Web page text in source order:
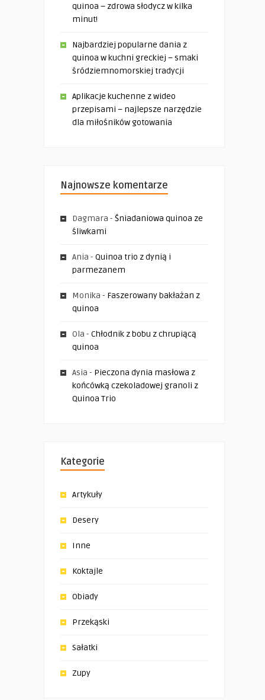
quinoa – zdrowa słodycz w kilka
minut!
Najbardziej popularne dania z
quinoa w kuchni greckiej – smaki
śródziemnomorskiej tradycji
Aplikacje kuchenne z wideo
przepisami – najlepsze narzędzie
dla miłośników gotowania
Najnowsze komentarze
Dagmara - Śniadaniowa quinoa ze
śliwkami
Ania - Quinoa trio z dynią i
parmezanem
Monika - Faszerowany bakłażan z
quinoa
Ola - Chłodnik z bobu z chrupiącą
quinoa
Asia - Pieczona dynia masłowa z
końcówką czekoladowej granoli z
Quinoa Trio
Kategorie
Artykuły
Desery
Inne
Koktajle
Obiady
Przekąski
Sałatki
Zupy